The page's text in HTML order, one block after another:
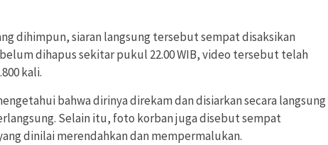
dihimpun, siaran langsung tersebut sempat disaksikan
dihapus sekitar pukul 22.00 WIB, video tersebut telah
kali.
bahwa dirinya direkam dan disiarkan secara langsung
Selain itu, foto korban juga disebut sempat
dinilai merendahkan dan mempermalukan.